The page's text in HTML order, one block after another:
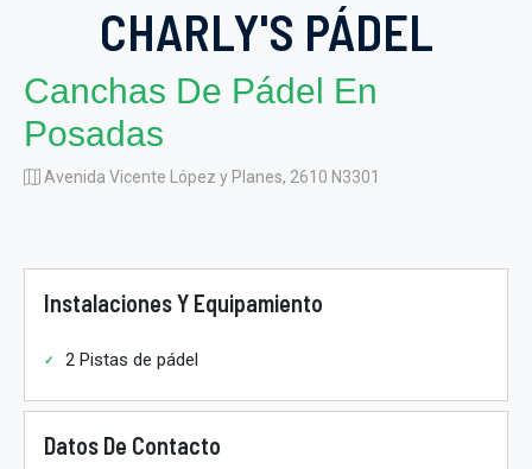
CHARLY'S PÁDEL
Canchas De Pádel En
Posadas
Avenida Vicente López y Planes, 2610 N3301
Instalaciones Y Equipamiento
2 Pistas de pádel
Datos De Contacto